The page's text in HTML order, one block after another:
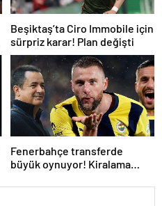
Beşiktaş’ta Ciro Immobile için
sürpriz karar! Plan değişti
Fenerbahçe transferde
büyük oynuyor! Kiralama